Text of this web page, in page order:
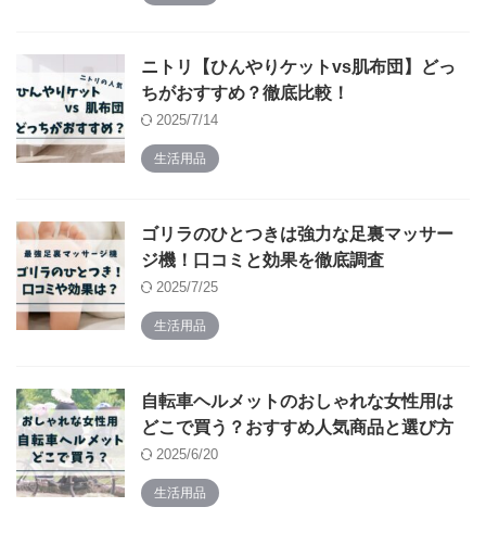
ニトリ【ひんやりケットvs肌布団】どっ
ちがおすすめ？徹底比較！
2025/7/14
生活用品
ゴリラのひとつきは強力な足裏マッサー
ジ機！口コミと効果を徹底調査
2025/7/25
生活用品
自転車ヘルメットのおしゃれな女性用は
どこで買う？おすすめ人気商品と選び方
2025/6/20
生活用品